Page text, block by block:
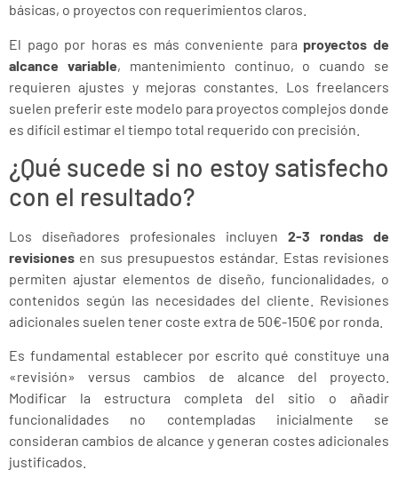
básicas, o proyectos con requerimientos claros.
El pago por horas es más conveniente para proyectos de
alcance variable, mantenimiento continuo, o cuando se
requieren ajustes y mejoras constantes. Los freelancers
suelen preferir este modelo para proyectos complejos donde
es difícil estimar el tiempo total requerido con precisión.
¿Qué sucede si no estoy satisfecho
con el resultado?
Los diseñadores profesionales incluyen 2-3 rondas de
revisiones en sus presupuestos estándar. Estas revisiones
permiten ajustar elementos de diseño, funcionalidades, o
contenidos según las necesidades del cliente. Revisiones
adicionales suelen tener coste extra de 50€-150€ por ronda.
Es fundamental establecer por escrito qué constituye una
«revisión» versus cambios de alcance del proyecto.
Modificar la estructura completa del sitio o añadir
funcionalidades no contempladas inicialmente se
consideran cambios de alcance y generan costes adicionales
justificados.